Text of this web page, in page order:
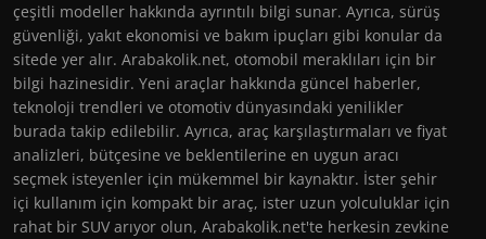
çeşitli modeller hakkında ayrıntılı bilgi sunar. Ayrıca, sürüş
güvenliği, yakıt ekonomisi ve bakım ipuçları gibi konular da
sitede yer alır. Arabakolik.net, otomobil meraklıları için bir
bilgi hazinesidir. Yeni araçlar hakkında güncel haberler,
teknoloji trendleri ve otomotiv dünyasındaki yenilikler
burada takip edilebilir. Ayrıca, araç karşılaştırmaları ve fiyat
analizleri, bütçesine ve beklentilerine en uygun aracı
seçmek isteyenler için mükemmel bir kaynaktır. İster şehir
içi kullanım için kompakt bir araç, ister uzun yolculuklar için
rahat bir SUV arıyor olun, Arabakolik.net'te herkesin zevkine